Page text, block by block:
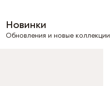
Новинки
Обновления и новые коллекции